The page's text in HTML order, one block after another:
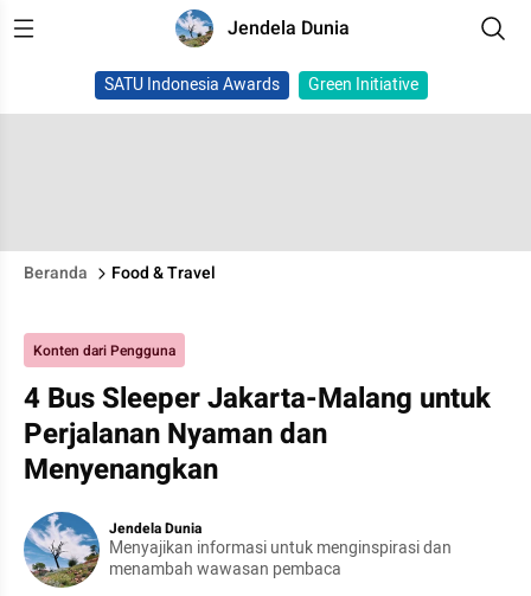
Jendela Dunia
SATU Indonesia Awards Green Initiative
Beranda Food & Travel
Konten dari Pengguna
4 Bus Sleeper Jakarta-Malang untuk
Perjalanan Nyaman dan
Menyenangkan
Jendela Dunia
Menyajikan informasi untuk menginspirasi dan
menambah wawasan pembaca